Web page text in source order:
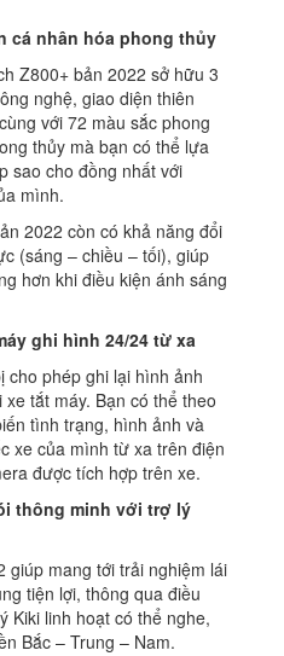
cá nhân hóa phong thủy
Z800+ bản 2022 sở hữu 3
nghệ, giao diện thiên
với 72 màu sắc phong
thủy mà bạn có thể lựa
sao cho đồng nhất với
mình.
2022 còn có khả năng đổi
(sáng – chiều – tối), giúp
hơn khi điều kiện ánh sáng
ghi hình 24/24 từ xa
cho phép ghi lại hình ảnh
tắt máy. Bạn có thể theo
tình trạng, hình ảnh và
xe của mình từ xa trên điện
được tích hợp trên xe.
thông minh với trợ lý
giúp mang tới trải nghiệm lái
tiện lợi, thông qua điều
Kiki linh hoạt có thể nghe,
Bắc – Trung – Nam.